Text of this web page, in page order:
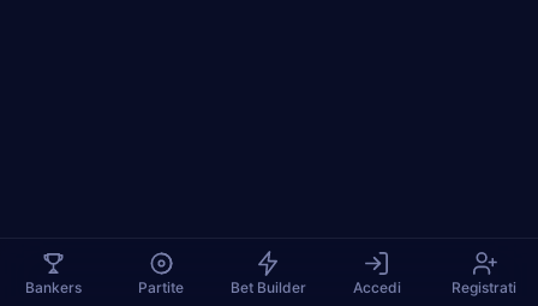
Bankers Partite Bet Builder Accedi Registrati